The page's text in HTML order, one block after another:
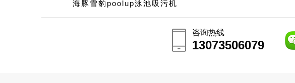
海豚雪豹poolup泳池吸污机
咨询热线
13073506079
13073506079